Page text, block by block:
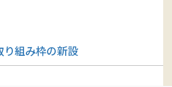
り組み枠の新設